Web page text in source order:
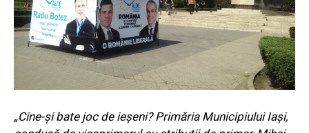
„Cine-și bate joc de ieșeni? Primăria Municipiului Iași,